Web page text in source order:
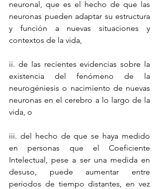
neuronal, que es el hecho de que las
neuronas pueden adaptar su estructura
y función a nuevas situaciones y
contextos de la vida,
ii. de las recientes evidencias sobre la
existencia del fenómeno de la
neurogéniesis o nacimiento de nuevas
neuronas en el cerebro a lo largo de la
vida, o
iii. del hecho de que se haya medido
en personas que el Coeficiente
Intelectual, pese a ser una medida en
desuso, puede aumentar entre
periodos de tiempo distantes, en vez